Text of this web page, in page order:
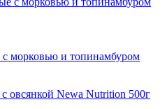
морковью и топинамбуром